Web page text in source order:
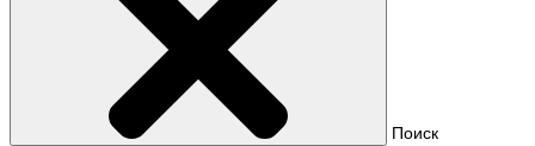
Поиск